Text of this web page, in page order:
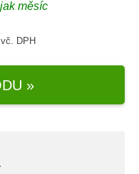
měsíc
vč. DPH
»